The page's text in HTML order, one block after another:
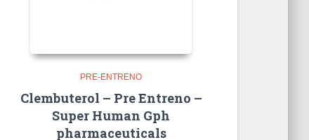
PRE-ENTRENO
Clembuterol – Pre Entreno –
Super Human Gph
pharmaceuticals